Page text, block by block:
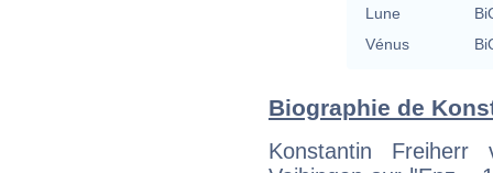
Lune
Vénus
Biographie de
Konstantin